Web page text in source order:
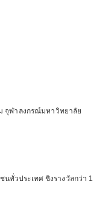
จุฬาลงกรณ์มหาวิทยาลัย
นทั่วประเทศ ชิงรางวัลกว่า 1